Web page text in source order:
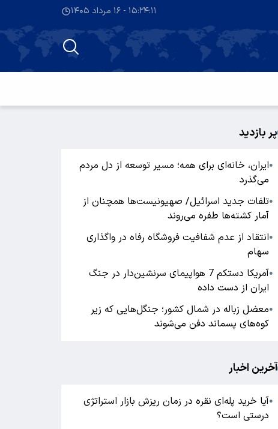
۱۵:۲۴:۱۲ - ۱۶ مرداد ۱۴۰۵
پر بازدید
●ایران، خانه‌ای برای همه؛ مسیر توسعه از دل مردم
می‌گذرد
●تلفات جدید اسرائیل/ صهیونیست‌ها همچنان از
آمار کشته‌ها طفره می‌روند
●انتقاد از عدم شفافیت فروشگاه رفاه در واگذاری
سهام
●
آمریکا دستکم 7 هواپیمای سرنشین‌دار در جنگ
ایران از دست داده
●معضل زباله در شمال کشور؛ جنگل‌هایی که زیر
کوه‌های پسماند دفن می‌شوند
آخرین اخبار
●آیا خرید پله‌ای نقره در زمان ریزش بازار استراتژی
درستی است؟